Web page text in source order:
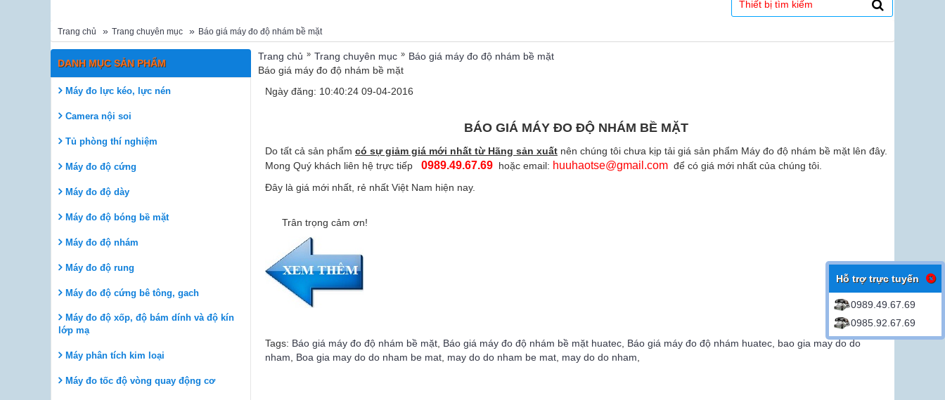
Trang chủ Trang chuyên mục Báo giá máy đo độ nhám bề mặt
Hỗ trợ trực tuyến
0989.49.67.69
0985.92.67.69
DANH MỤC SẢN PHẨM
Máy đo lực kéo, lực nén
Camera nội soi
Tủ phòng thí nghiệm
Máy đo độ cứng
Máy đo độ dày
Máy đo độ bóng bề mặt
Máy đo độ nhám
Máy đo độ rung
Máy đo độ cứng bê tông, gach
Máy đo độ xốp, độ bám dính và độ kín
lớp mạ
Máy phân tích kim loại
Máy đo tốc độ vòng quay động cơ
Trang chủ » Trang chuyên mục » Báo giá máy đo độ nhám bề mặt
Báo giá máy đo độ nhám bề mặt
Ngày đăng: 10:40:24 09-04-2016
BÁO GIÁ MÁY ĐO ĐỘ NHÁM BỀ MẶT
Do tất cả sản phẩm có sự giảm giá mới nhất từ Hãng sản xuất nên chúng tôi chưa kịp tải giá sản phẩm Máy đo độ nhám bề mặt lên đây.
Mong Quý khách liên hệ trực tiếp 0989.49.67.69 hoặc email: huuhaotse@gmail.com để có giá mới nhất của chúng tôi.
Đây là giá mới nhất, rẻ nhất Việt Nam hiện nay.
Trân trọng cảm ơn!
Tags: Báo giá máy đo độ nhám bề mặt Báo giá máy đo độ nhám bề mặt huatec Báo giá máy đo độ nhám huatec bao gia may do do
nham
Boa gia may do do nham be mat may do do nham be mat may do do nham